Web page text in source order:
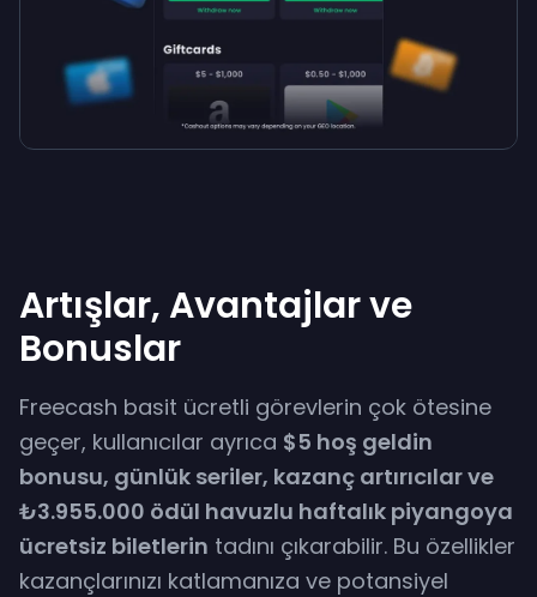
Artışlar, Avantajlar ve
Bonuslar
Freecash basit ücretli görevlerin çok ötesine
geçer, kullanıcılar ayrıca $5 hoş geldin
bonusu, günlük seriler, kazanç artırıcılar ve
₺3.955.000 ödül havuzlu haftalık piyangoya
ücretsiz biletlerin tadını çıkarabilir. Bu özellikler
kazançlarınızı katlamanıza ve potansiyel